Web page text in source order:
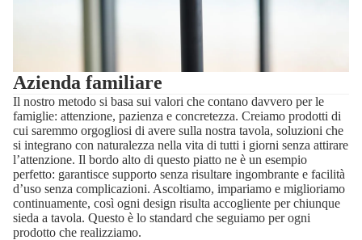
Azienda familiare
Il nostro metodo si basa sui valori che contano davvero per le
famiglie: attenzione, pazienza e concretezza. Creiamo prodotti di
cui saremmo orgogliosi di avere sulla nostra tavola, soluzioni che
si integrano con naturalezza nella vita di tutti i giorni senza attirare
l’attenzione. Il bordo alto di questo piatto ne è un esempio
perfetto: garantisce supporto senza risultare ingombrante e facilità
d’uso senza complicazioni. Ascoltiamo, impariamo e miglioriamo
continuamente, così ogni design risulta accogliente per chiunque
sieda a tavola. Questo è lo standard che seguiamo per ogni
prodotto che realizziamo.